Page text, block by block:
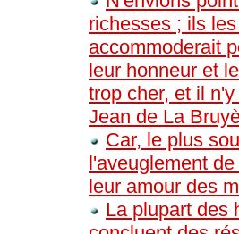
richesses ; ils
accommoderait
leur honneur et
trop cher, et il
Jean de La
Car, le plus
l'aveuglement
leur amour des
La plupart des